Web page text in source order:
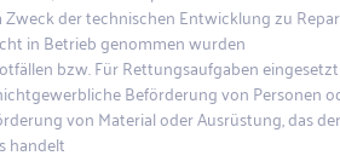
Zweck der technischen Entwicklung zu
in Betrieb genommen wurden
bzw. Für Rettungsaufgaben
Beförderung von Personen
von Material oder Ausrüstung, das
handelt